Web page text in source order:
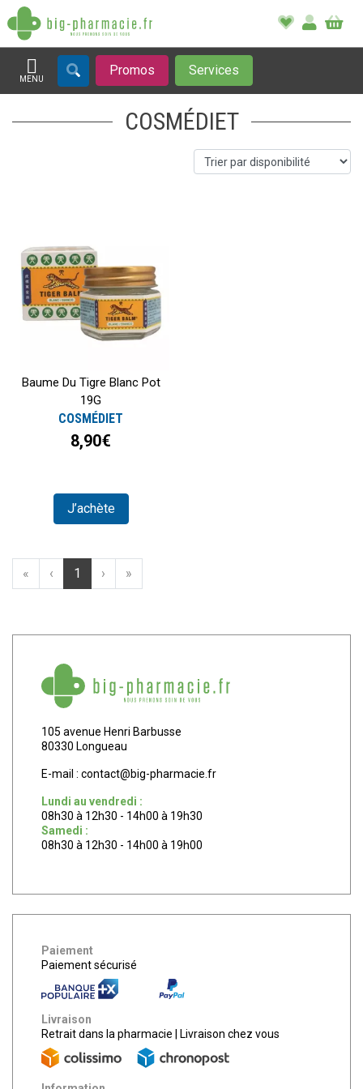
MENU
Afficher la navigation
Promos Services
COSMÉDIET
Baume Du Tigre Blanc Pot
19G
COSMÉDIET
8,90€
J’achète
« ‹ 1 › »
105 avenue Henri Barbusse
80330 Longueau
E-mail : contact@big-pharmacie.fr
Lundi au vendredi :
08h30 à 12h30 - 14h00 à 19h30
Samedi :
08h30 à 12h30 - 14h00 à 19h00
Paiement
Paiement sécurisé
Livraison
Retrait dans la pharmacie
Livraison chez vous